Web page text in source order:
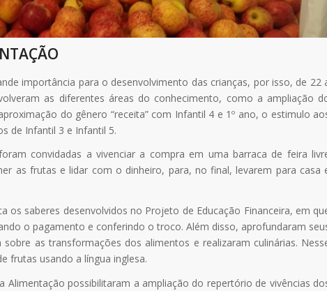
importância para o desenvolvimento das crianças, por isso, de 22
as diferentes áreas do conhecimento, como a ampliação
do gênero “receita” com Infantil 4 e 1º ano, o estimulo
de Infantil 3 e Infantil 5.
convidadas a vivenciar a compra em uma barraca de feira
as frutas e lidar com o dinheiro, para, no final, levarem para casa
os saberes desenvolvidos no Projeto de Educação Financeira, em
o pagamento e conferindo o troco. Além disso, aprofundaram
as transformações dos alimentos e realizaram culinárias.
frutas usando a língua inglesa.
Alimentação possibilitaram a ampliação do repertório de vivências